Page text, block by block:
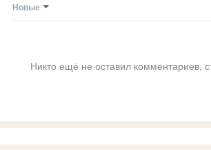
Новые
Никто ещё не оставил комментариев,